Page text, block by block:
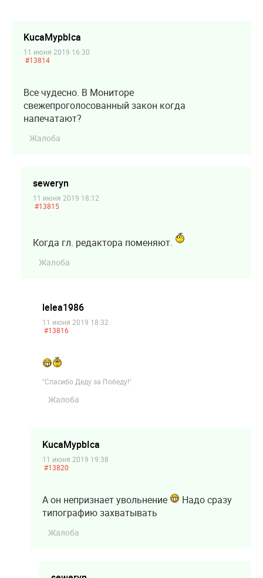
KucaMypbIca
11 июня 2019 16:30
#13814
Все чудесно. В Мониторе
свежепроголосованный закон когда
напечатают?
Жалоба
seweryn
11 июня 2019 18:12
#13815
Когда гл. редактора поменяют.
Жалоба
lelea1986
11 июня 2019 18:32
#13816
"Спасибо Деду за Победу!"
Жалоба
KucaMypbIca
11 июня 2019 19:38
#13820
А он непризнает увольнение
Надо сразу
типографию захватывать
Жалоба